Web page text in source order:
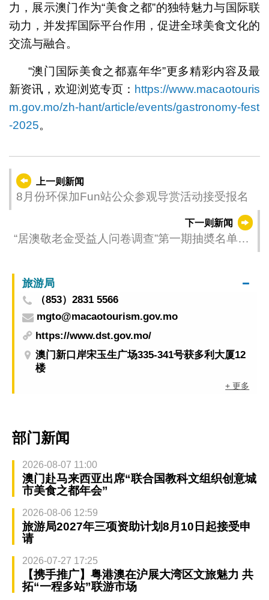
力，展示澳门作为“美食之都”的独特魅力与国际联
动力，并发挥国际平台作用，促进全球美食文化的
交流与融合。
“澳门国际美食之都嘉年华”更多精彩内容及最
新资讯，欢迎浏览专页： https://www.macaotouris
m.gov.mo/zh-hant/article/events/gastronomy-fest
-2025。
上一则新闻
8月份环保加Fun站公众参观导赏活动接受报名
下一则新闻
“居澳敬老金受益人问卷调查”第一期抽奬名单公
旅游局
（853）2831 5566
mgto@macaotourism.gov.mo
https://www.dst.gov.mo/
澳门新口岸宋玉生广场335-341号获多利大厦12
楼
+ 更多
部门新闻
2026-08-07 11:00
澳门赴马来西亚出席“联合国教科文组织创意城
市美食之都年会”
2026-08-06 12:59
旅游局2027年三项资助计划8月10日起接受申
请
2026-07-27 17:25
【携手推广】粤港澳在沪展大湾区文旅魅力 共
拓“一程多站”联游市场